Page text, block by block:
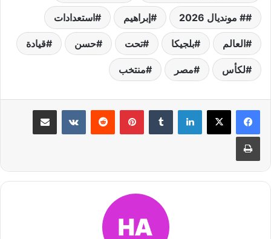
# مونديال 2026 إبراهيم استعدادات
العالم بلجيكا تحت حسن قيادة
لكأس مصر منتخب
لينكدإن بينتيريست مشاركة عبر البريد
طباعة